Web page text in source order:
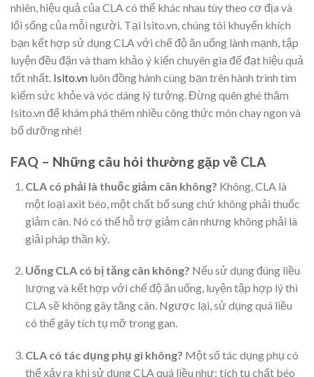
nhiên, hiệu quả của CLA có thể khác nhau tùy theo cơ địa và
lối sống của mỗi người. Tại Isito.vn, chúng tôi khuyến khích
bạn kết hợp sử dụng CLA với chế độ ăn uống lành mạnh, tập
luyện đều đặn và tham khảo ý kiến chuyên gia để đạt hiệu quả
tốt nhất. Isito.vn luôn đồng hành cùng bạn trên hành trình tìm
kiếm sức khỏe và vóc dáng lý tưởng. Đừng quên ghé thăm
Isito.vn để khám phá thêm nhiều công thức món chay ngon và
bổ dưỡng nhé!
FAQ – Những câu hỏi thường gặp về CLA
CLA có phải là thuốc giảm cân không? Không, CLA là
một loại axit béo, một chất bổ sung chứ không phải thuốc
giảm cân. Nó có thể hỗ trợ giảm cân nhưng không phải là
giải pháp thần kỳ.
Uống CLA có bị tăng cân không? Nếu sử dụng đúng liều
lượng và kết hợp với chế độ ăn uống, luyện tập hợp lý thì
CLA sẽ không gây tăng cân. Ngược lại, sử dụng quá liều
có thể gây tích tụ mỡ trong gan.
CLA có tác dụng phụ gì không? Một số tác dụng phụ có
thể xảy ra khi sử dụng CLA quá liều như: tích tụ chất béo